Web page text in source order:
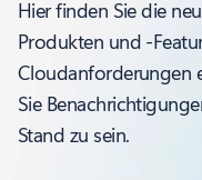
Hier finden Sie die
Produkten und -
Cloudanforderungen
Sie
Stand zu sein.